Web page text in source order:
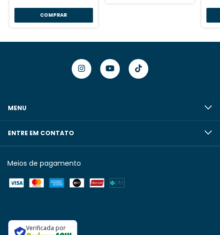
MENU
ENTRE EM CONTATO
Meios de pagamento
Verificada por